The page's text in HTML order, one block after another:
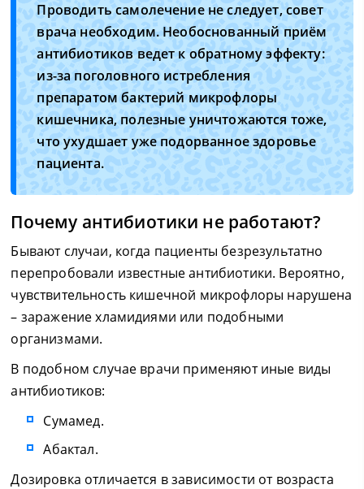
Проводить самолечение не следует, совет
врача необходим. Необоснованный приём
антибиотиков ведет к обратному эффекту:
из-за поголовного истребления
препаратом бактерий микрофлоры
кишечника, полезные уничтожаются тоже,
что ухудшает уже подорванное здоровье
пациента.
Почему антибиотики не работают?
Бывают случаи, когда пациенты безрезультатно
перепробовали известные антибиотики. Вероятно,
чувствительность кишечной микрофлоры нарушена
– заражение хламидиями или подобными
организмами.
В подобном случае врачи применяют иные виды
антибиотиков:
Сумамед.
Абактал.
Дозировка отличается в зависимости от возраста